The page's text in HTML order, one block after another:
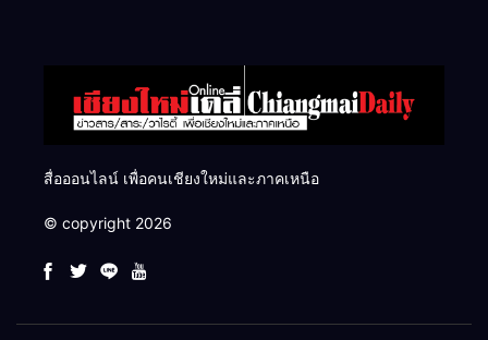
สื่อออนไลน์ เพื่อคนเชียงใหม่และภาคเหนือ
© copyright 2026